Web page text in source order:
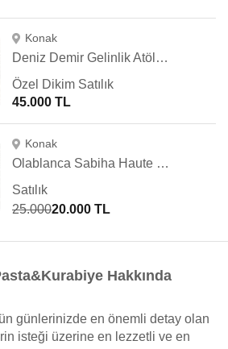
Konak
Deniz Demir Gelinlik Atölyesi
Özel Dikim Satılık
45.000 TL
Konak
Olablanca Sabiha Haute Couture
Satılık
25.00020.000 TL
Hakkında
günlerinizde en önemli detay olan
isteği üzerine en lezzetli ve en